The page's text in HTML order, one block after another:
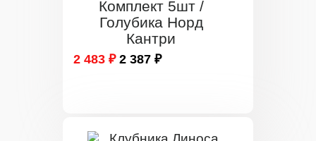
Комплект 5шт /
Голубика Норд
Кантри
2 483 ₽ 2 387 ₽